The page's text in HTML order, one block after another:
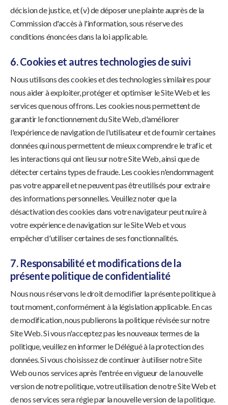
décision de justice, et (v) de déposer une plainte auprès de la
Commission d'accès à l'information, sous réserve des
conditions énoncées dans la loi applicable.
6. Cookies et autres technologies de suivi
Nous utilisons des cookies et des technologies similaires pour
nous aider à exploiter, protéger et optimiser le Site Web et les
services que nous offrons. Les cookies nous permettent de
garantir le fonctionnement du Site Web, d'améliorer
l'expérience de navigation de l'utilisateur et de fournir certaines
données qui nous permettent de mieux comprendre le trafic et
les interactions qui ont lieu sur notre Site Web, ainsi que de
détecter certains types de fraude. Les cookies n'endommagent
pas votre appareil et ne peuvent pas être utilisés pour extraire
des informations personnelles. Veuillez noter que la
désactivation des cookies dans votre navigateur peut nuire à
votre expérience de navigation sur le Site Web et vous
empêcher d'utiliser certaines de ses fonctionnalités.
7. Responsabilité et modifications de la
présente politique de confidentialité
Nous nous réservons le droit de modifier la présente politique à
tout moment, conformément à la législation applicable. En cas
de modification, nous publierons la politique révisée sur notre
Site Web. Si vous n'acceptez pas les nouveaux termes de la
politique, veuillez en informer le Délégué à la protection des
données. Si vous choisissez de continuer à utiliser notre Site
Web ou nos services après l'entrée en vigueur de la nouvelle
version de notre politique, votre utilisation de notre Site Web et
de nos services sera régie par la nouvelle version de la politique.